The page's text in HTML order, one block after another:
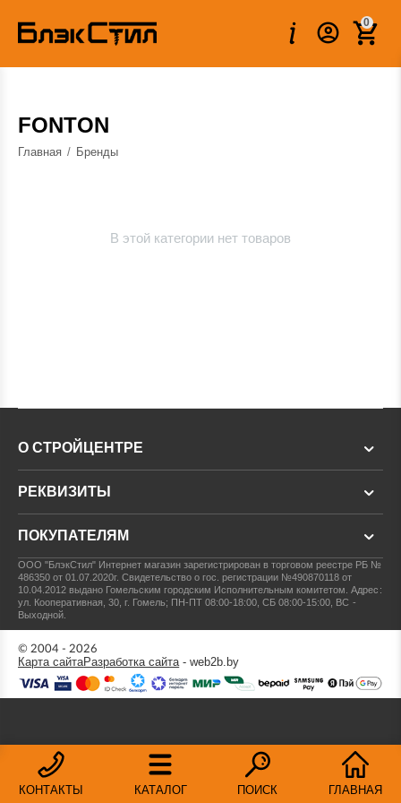
0
FONTON
Главная / Бренды
В этой категории нет товаров
КОНТАКТЫ КАТАЛОГ ПОИСК ГЛАВНАЯ
О СТРОЙЦЕНТРЕ
РЕКВИЗИТЫ
ПОКУПАТЕЛЯМ
ООО "БлэкСтил" Интернет магазин зарегистрирован в торговом реестре РБ №
486350 от 01.07.2020г.Свидетельство о гос. регистрации №490870118 от
10.04.2012 выдано Гомельским городским Исполнительным комитетом.Адрес:
ул. Кооперативная, 30, г. Гомель; ПН-ПТ 08:00-18:00, СБ 08:00-15:00, ВС -
Выходной.
© 2004 - 2026
Карта сайтаРазработка сайта- web2b.by